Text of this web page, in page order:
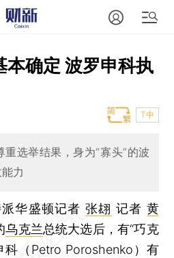
本确定 波罗申科执
T中
选举结果，身为“寡头”的波
力
派华盛顿记者 张翃 记者 黄
乌克兰总统大选后，有“巧克
科（Petro Poroshenko）有